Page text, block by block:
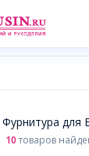
Фурнитура для
10товаров